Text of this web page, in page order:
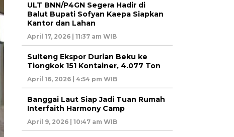
ULT BNN/P4GN Segera Hadir di
Balut Bupati Sofyan Kaepa Siapkan
Kantor dan Lahan
April 17, 2026 | 11:37 am WIB
Sulteng Ekspor Durian Beku ke
Tiongkok 151 Kontainer, 4.077 Ton
April 16, 2026 | 4:54 pm WIB
Banggai Laut Siap Jadi Tuan Rumah
Interfaith Harmony Camp
April 9, 2026 | 10:47 am WIB